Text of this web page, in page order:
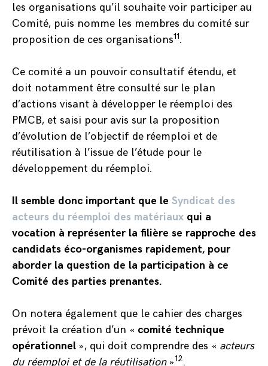
les organisations qu’il souhaite voir participer au
Comité, puis nomme les membres du comité sur
proposition de ces organisations11.
Ce comité a un pouvoir consultatif étendu, et
doit notamment être consulté sur le plan
d’actions visant à développer le réemploi des
PMCB, et saisi pour avis sur la proposition
d’évolution de l’objectif de réemploi et de
réutilisation à l’issue de l’étude pour le
développement du réemploi.
Il semble donc important que le Syndicat des
acteurs du réemploi des matériaux qui a
vocation à représenter la filière se rapproche des
candidats éco-organismes rapidement, pour
aborder la question de la participation à ce
Comité des parties prenantes.
On notera également que le cahier des charges
prévoit la création d’un « comité technique
opérationnel », qui doit comprendre des « acteurs
du réemploi et de la réutilisation»12.